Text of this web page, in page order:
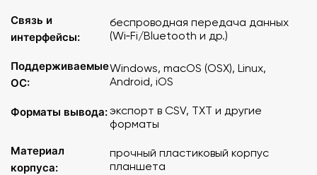
Для работы на класс из 26 учеников рекомендуется
приобретать "Цифровую лабораториюЭйнштейн
встроенными датчиками" и отдельные датчики в
количестве 13 штук каждый.
! Фото носит иллюстрационный характер и может не
отображать полный комплект цифровой лаборатории.
Связь и
интерфейсы:
беспроводная передача данных
(Wi‑Fi/Bluetooth и др.)
Поддерживаемые
ОС:
Windows, macOS (OSX), Linux,
Android, iOS
Форматы вывода:экспорт в CSV, TXT и другие
форматы
Материал
корпуса:
прочный пластиковый корпус
планшета